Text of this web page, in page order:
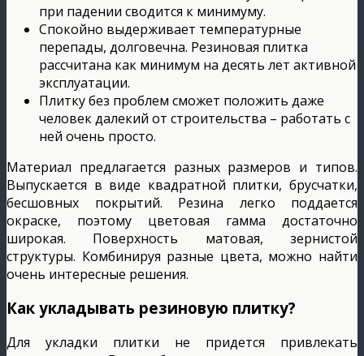
при падении сводится к минимуму.
Спокойно выдерживает температурные
перепады, долговечна. Резиновая плитка
рассчитана как минимум на десять лет активной
эксплуатации.
Плитку без проблем сможет положить даже
человек далекий от строительства – работать с
ней очень просто.
Материал предлагается разных размеров и типов.
Выпускается в виде квадратной плитки, брусчатки,
бесшовных покрытий. Резина легко поддается
окраске, поэтому цветовая гамма достаточно
широкая. Поверхность матовая, зернистой
структуры. Комбинируя разные цвета, можно найти
очень интересные решения.
Как укладывать резиновую плитку?
Для укладки плитки не придется привлекать